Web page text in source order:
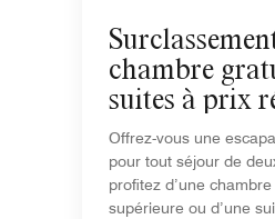
chambre
suites à prix
Offrez-vous une
pour tout séjour de
profitez d’une
supérieure ou d’une